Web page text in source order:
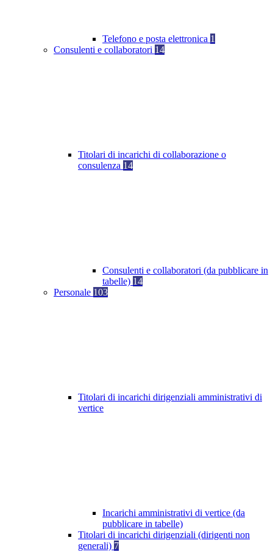
Telefono e posta elettronica 1
Consulenti e collaboratori 14
Titolari di incarichi di collaborazione o
consulenza 14
Consulenti e collaboratori (da pubblicare in
tabelle) 14
Personale 103
Titolari di incarichi dirigenziali amministrativi di
vertice
Incarichi amministrativi di vertice (da
pubblicare in tabelle)
Titolari di incarichi dirigenziali (dirigenti non
generali) 7